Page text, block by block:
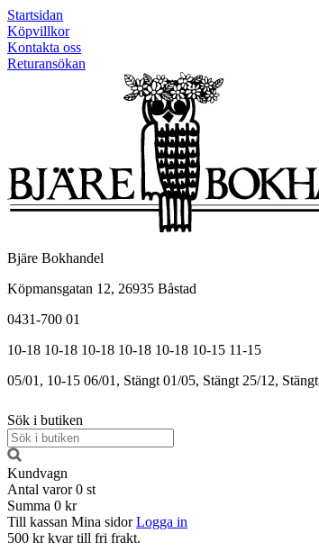
Startsidan
Köpvillkor
Kontakta oss
Returansökan
Bjäre Bokhandel
Köpmansgatan 12, 26935 Båstad
0431-700 01
10-18 10-18 10-18 10-18 10-18 10-15 11-15
05/01, 10-15 06/01, Stängt 01/05, Stängt 25/12, Stängt
Sök i butiken
Kundvagn
Antal varor 0 st
Summa 0 kr
Till kassan Mina sidor Logga in
500 kr kvar till fri frakt.